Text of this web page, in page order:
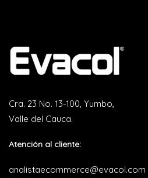
Cra. 23 No. 13-100, Yumbo,
Valle del Cauca.
Atención al cliente:
analistaecommerce@evacol.com